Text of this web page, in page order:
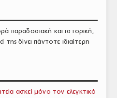
παραδοσιακή και ιστορική,
δίνει πάντοτε ιδιαίτερη
ασκεί μόνο τον ελεγκτικό